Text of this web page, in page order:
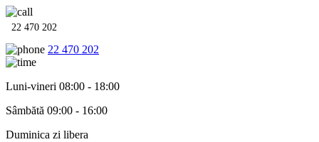
22 470 202
22 470 202
Luni-vineri 08:00 - 18:00
Sâmbătă 09:00 - 16:00
Duminica zi libera